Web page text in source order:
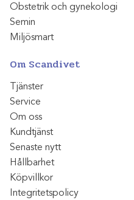
Obstetrik och gynekologi
Semin
Miljösmart
Om Scandivet
Tjänster
Service
Om oss
Kundtjänst
Senaste nytt
Hållbarhet
Köpvillkor
Integritetspolicy